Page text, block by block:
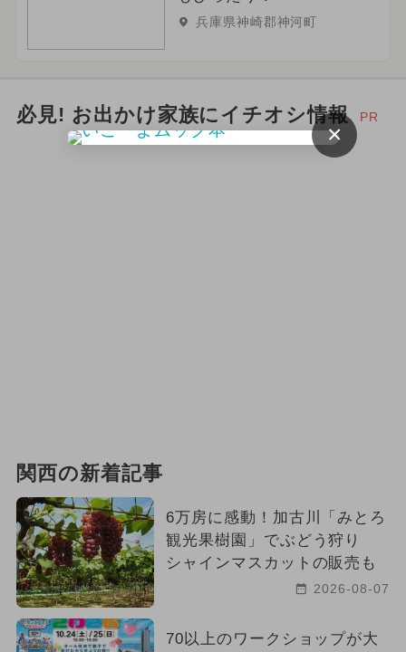
兵庫県神崎郡神河町
必見! お出かけ家族にイチオシ情報 PR
関西の新着記事
6万房に感動！加古川「みとろ
観光果樹園」でぶどう狩り
シャインマスカットの販売も
2026-08-07
70以上のワークショップが大
×